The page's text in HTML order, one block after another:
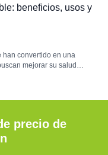
beneficios, usos y
han convertido en una
mejorar su salud
dieta rica en fibra.
precio de